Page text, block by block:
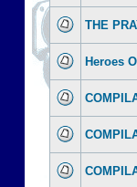
THE
Heroes